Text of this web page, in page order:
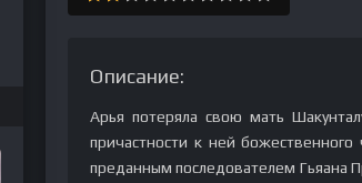
Описание:
Арья потеряла свою мать
причастности к ней
преданным последователем Гьяана